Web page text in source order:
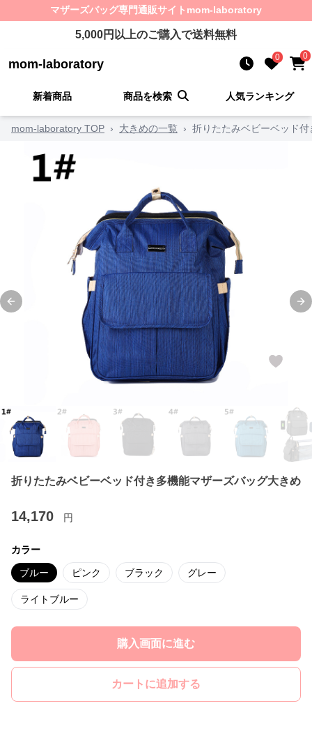
マザーズバッグ専門通販サイト mom-laboratory
5,000円以上のご購入で送料無料
mom-laboratory 0 0
新着商品 商品を検索 人気ランキング
mom-laboratory TOP › 大きめの一覧 › 折りたたみベビーベッド
Previous slide
折りたたみベビーベッド付き多機能マザーズバッグ大きめ
14,170 円
カラー
ブルー ピンク ブラック グレー
ライトブルー
購入画面に進む
カートに追加する